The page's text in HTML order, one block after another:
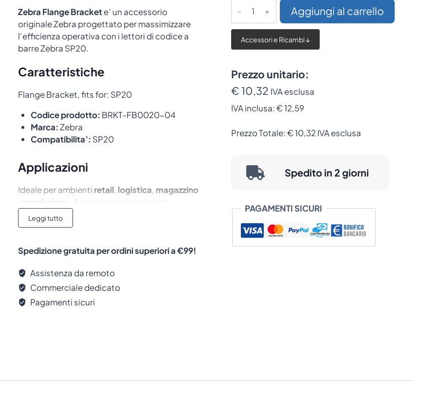
Zebra Flange Brackete’ un accessorio
originale Zebra progettato per massimizzare
l’efficienza operativa con i lettori di codice a
barre Zebra SP20.
Caratteristiche
Flange Bracket, fits for: SP20
Codice prodotto: BRKT-FB0020-04
Marca:Zebra
Compatibilita’: SP20
Applicazioni
Ideale per ambienti retail, logistica, magazzino
produzione
. Accessorio originale con
garanzia del produttore.
Leggi tutto
Spedizione gratuita per ordini superiori a €99!
Assistenza da remoto
Commerciale dedicato
Pagamenti sicuri
Bracket
quantità
Aggiungi al carrello
Accessori e Ricambi ↓
Prezzo unitario:
€ 10,32 IVA esclusa
IVA inclusa: € 12,59
Prezzo Totale: €10,32 IVA esclusa
Spedito in 2 giorni
PAGAMENTI SICURI